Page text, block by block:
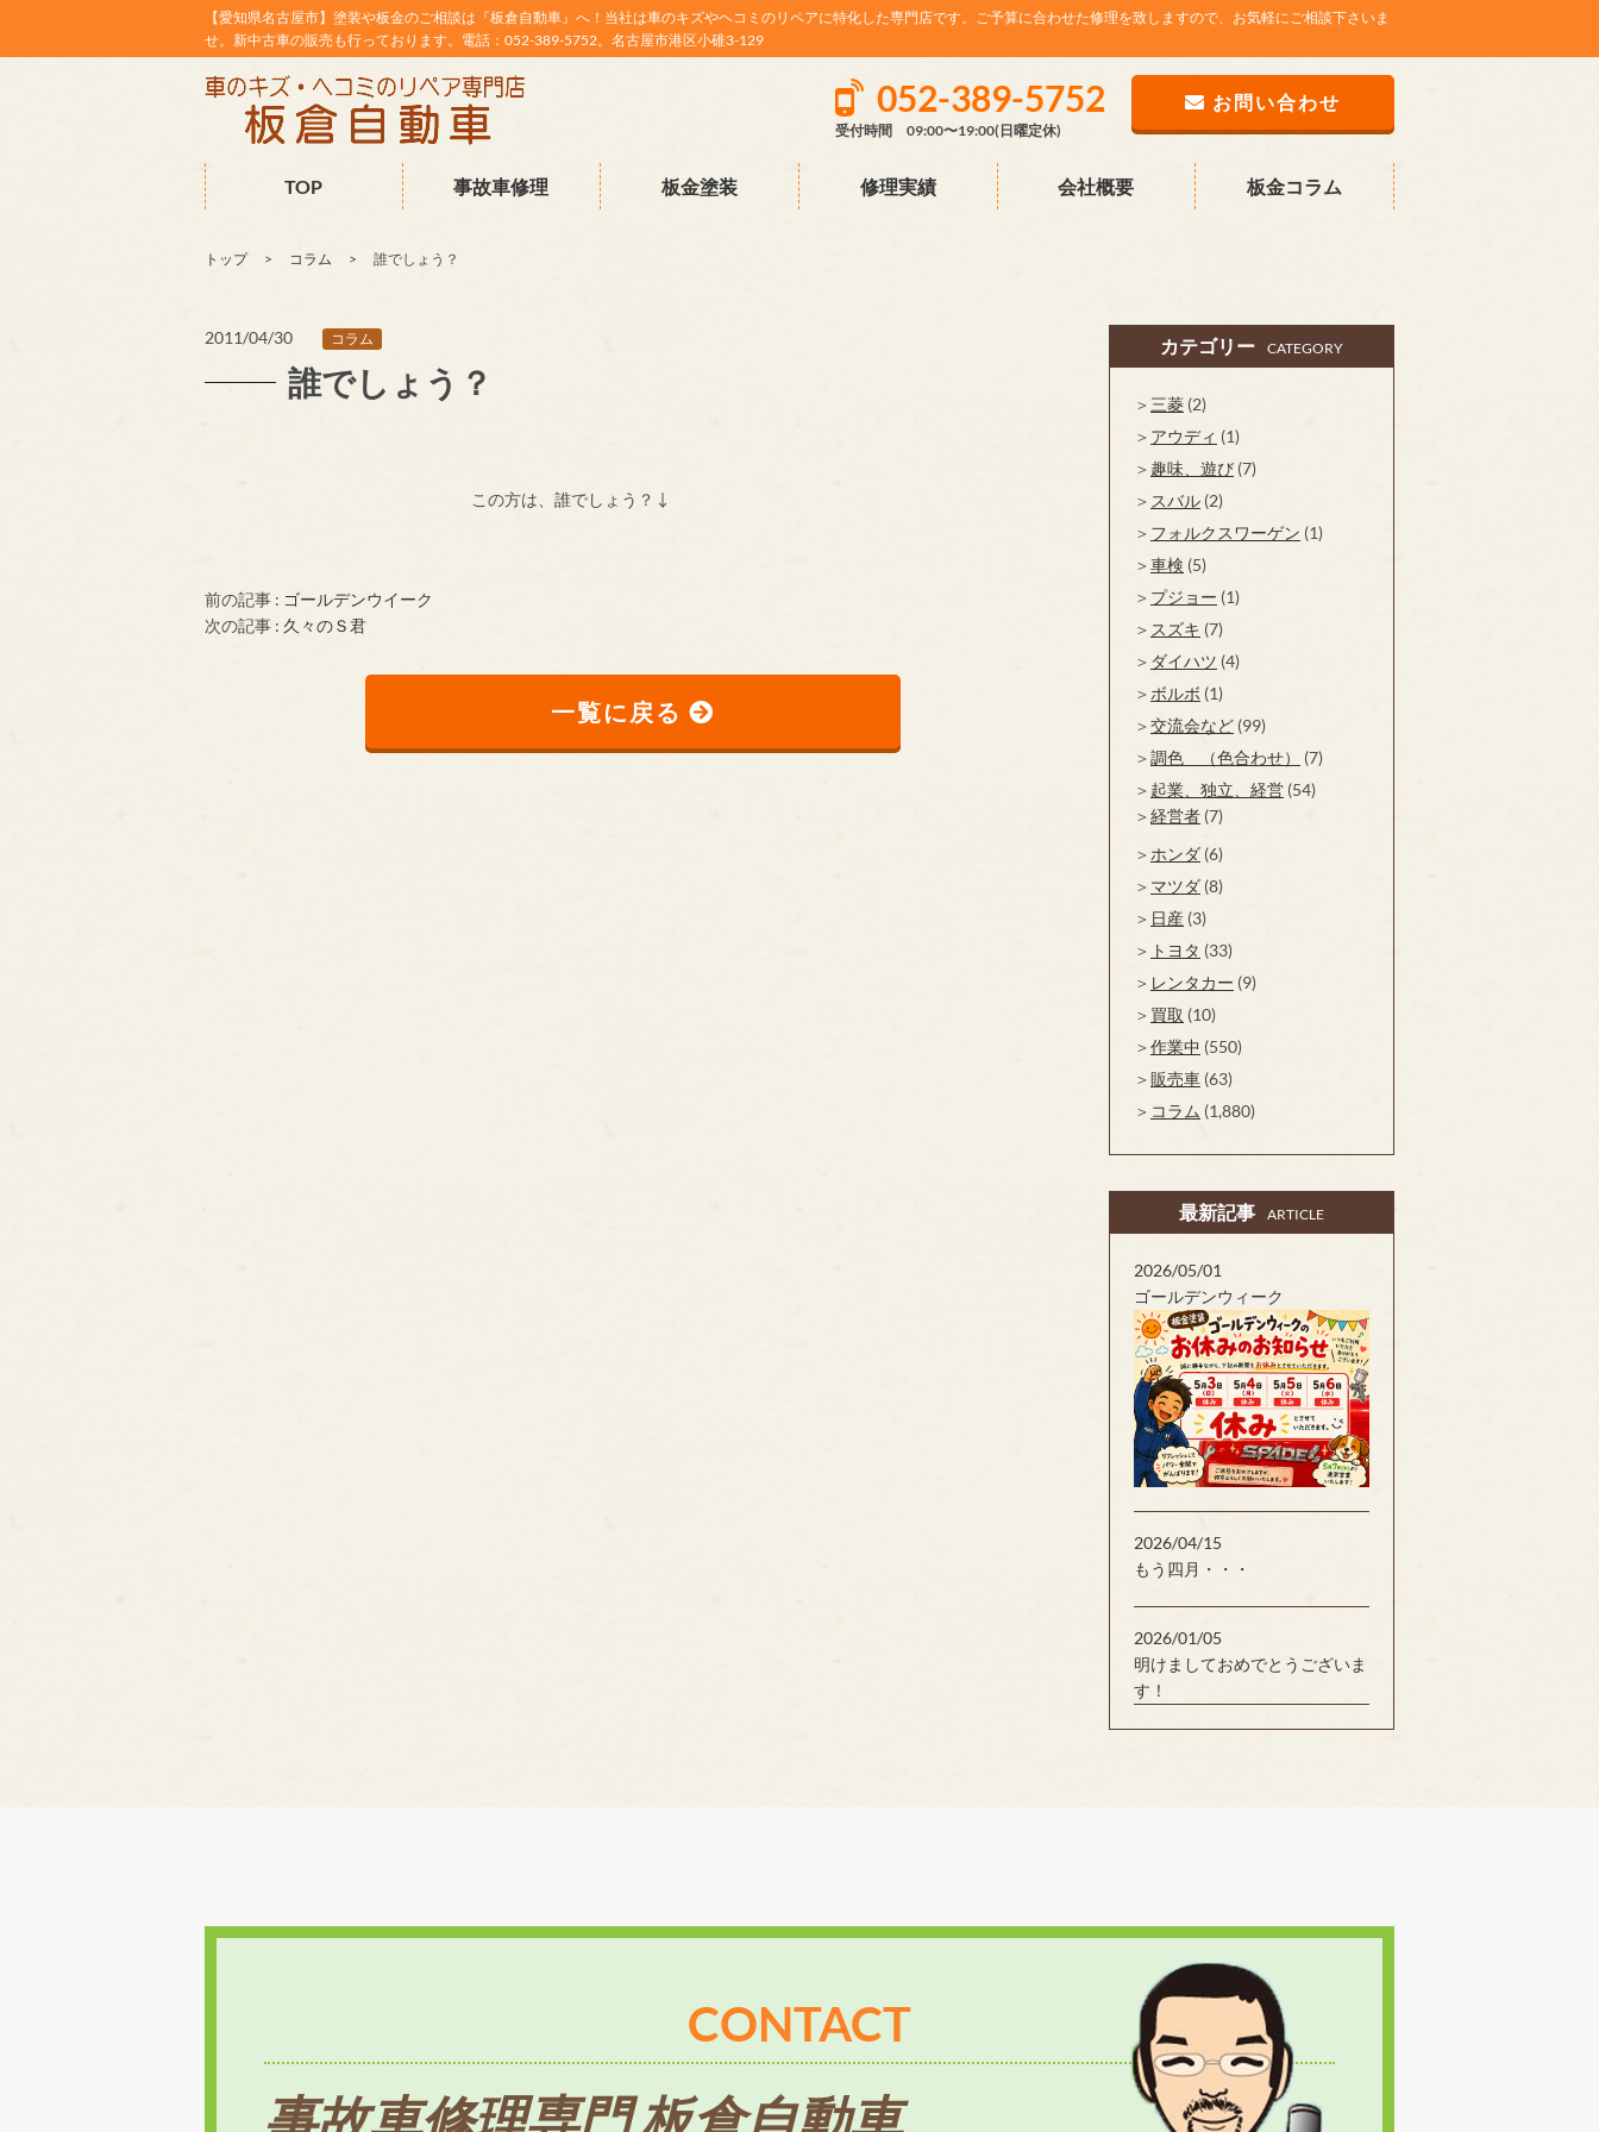
【愛知県名古屋市】塗装や板金のご相談は『板倉自動車』へ！当社は車のキズやヘコミのリペアに特化した専門店です。ご予算に合わせた修理を致しますので、お気軽にご相談下さいま
せ。新中古車の販売も行っております。電話：052-389-5752。名古屋市港区小碓3-129
052-389-5752
受付時間 09:00〜19:00(日曜定休)
お問い合わせ
TOP 事故車修理 板金塗装 修理実績 会社概要 板金コラム
トップ コラム 誰でしょう？
2011/04/30 コラム
誰でしょう？
この方は、誰でしょう？↓
前の記事 : ゴールデンウイーク
次の記事 : 久々のＳ君
一覧に戻る
カテゴリー CATEGORY
三菱 (2)
アウディ (1)
趣味、遊び (7)
スバル (2)
フォルクスワーゲン (1)
車検 (5)
プジョー (1)
スズキ (7)
ダイハツ (4)
ボルボ (1)
交流会など (99)
調色 （色合わせ）
(7)
起業、独立、経営 (54)
経営者 (7)
ホンダ (6)
マツダ (8)
日産 (3)
トヨタ (33)
レンタカー (9)
買取 (10)
作業中 (550)
販売車 (63)
コラム (1,880)
最新記事 ARTICLE
2026/05/01
ゴールデンウィーク
2026/04/15
もう四月・・・
2026/01/05
明けましておめでとうございま
す！
CONTACT
事故車修理専門 板倉自動車